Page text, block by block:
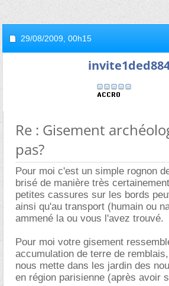
29/08/2009, 00h15
Re : Gisement
pas?
Pour moi c'est un simple rognon
brisé de manière très
petites cassures sur les bords
ainsi qu'au transport (humain ou
ammené la ou vous l'avez trouvé.
Pour moi votre gisement
accumulation de terre de
nous mette dans les jardin des
en région parisienne (après avoir